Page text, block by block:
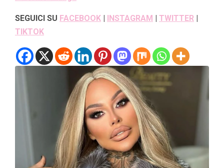
SEGUICI SU FACEBOOK | INSTAGRAM | TWITTER |
TIKTOK